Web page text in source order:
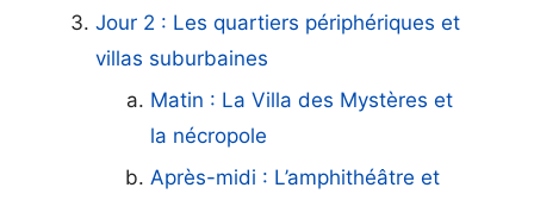
Jour 2 : Les quartiers périphériques et
villas suburbaines
Matin : La Villa des Mystères et
la nécropole
Après-midi : L’amphithéâtre et